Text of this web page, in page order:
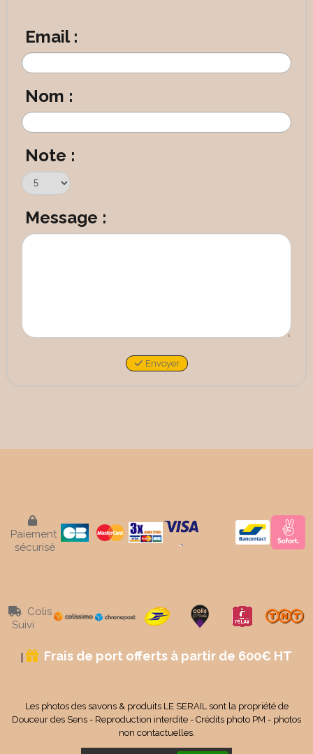
Email :
Nom :
Note :
Message :
Envoyer

Paiement
sécurisé

Colis
Suivi
 Frais de port offerts à partir de 600€ HT
Les photos des savons & produits LE SERAIL sont la propriété de
Douceur des Sens - Reproduction interdite - Crédits photo PM - photos
non contactuelles.